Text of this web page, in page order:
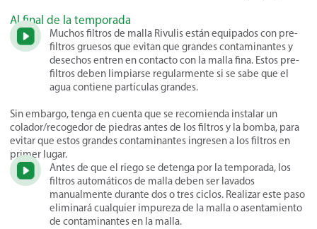
Al final de la temporada
Muchos filtros de malla Rivulis están equipados con pre-
filtros gruesos que evitan que grandes contaminantes y
desechos entren en contacto con la malla fina. Estos pre-
filtros deben limpiarse regularmente si se sabe que el
agua contiene partículas grandes.
Sin embargo, tenga en cuenta que se recomienda instalar un
colador/recogedor de piedras antes de los filtros y la bomba, para
evitar que estos grandes contaminantes ingresen a los filtros en
primer lugar.
Antes de que el riego se detenga por la temporada, los
filtros automáticos de malla deben ser lavados
manualmente durante dos o tres ciclos. Realizar este paso
eliminará cualquier impureza de la malla o asentamiento
de contaminantes en la malla.